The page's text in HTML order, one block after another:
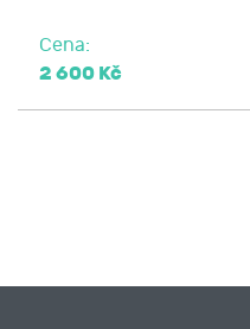
Cena:
2 600 Kč